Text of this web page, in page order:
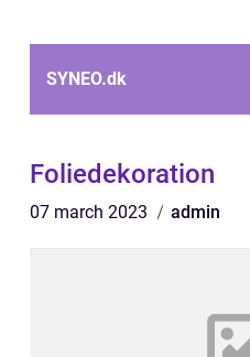
SYNEO.dk
Foliedekoration
07 march 2023 admin